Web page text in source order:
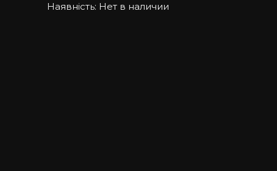
Наявність: Нет в наличии